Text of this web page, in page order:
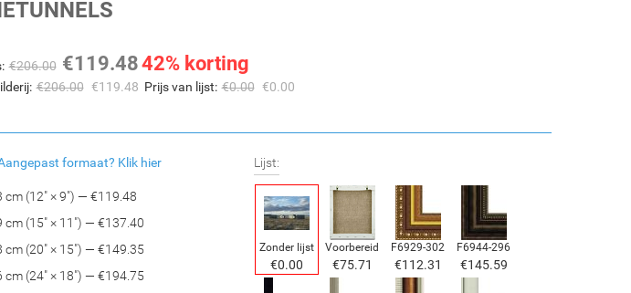
€206.00 €119.4842% korting
€206.00 €119.48 Prijs van lijst: €0.00 €0.00
formaat? Klik hier
cm (12" × 9") — €119.48
cm (15" × 11") — €137.40
cm (20" × 15") — €149.35
cm (24" × 18") — €194.75
Lijst:
Zonder lijst
€0.00
Voorbereid
€75.71
F6929-302
€112.31
F6944-296
€145.59